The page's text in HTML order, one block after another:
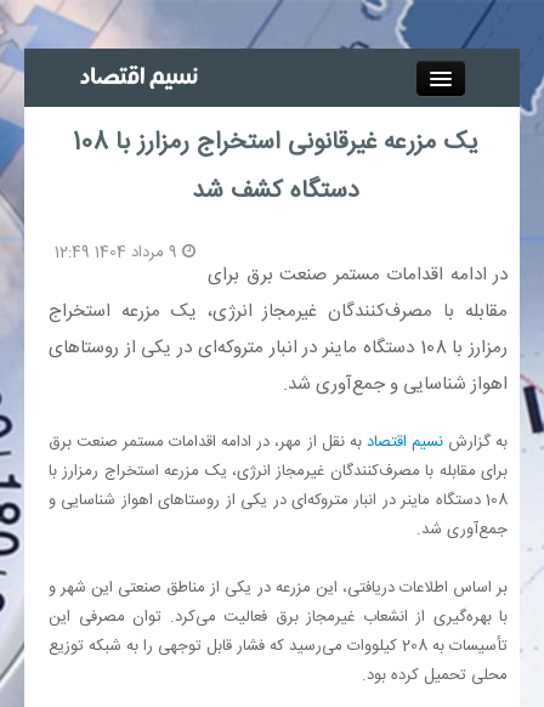
جذب خبرنگار
پیوند‌ها
چند رسانه‌ای
صنعت معدن و تجارت
بانک
یک مزرعه غیرقانونی استخراج رمزارز با 108
دستگاه کشف شد
در ادامه اقدامات مستمر صنعت برق برای
مقابله با مصرف‌کنندگان غیرمجاز انرژی، یک مزرعه استخراج
رمزارز با 108 دستگاه ماینر در انبار متروکه‌ای در یکی از روستاهای
اهواز شناسایی و جمع‌آوری شد.
به گزارشنسیم اقتصادبه نقل از مهر، در ادامه اقدامات مستمر صنعت برق
برای مقابله با مصرف‌کنندگان غیرمجاز انرژی، یک مزرعه استخراج رمزارز با
108 دستگاه ماینر در انبار متروکه‌ای در یکی از روستاهای اهواز شناسایی و
جمع‌آوری شد.
بر اساس اطلاعات دریافتی، این مزرعه در یکی از مناطق صنعتی این شهر و
با بهره‌گیری از انشعاب غیرمجاز برق فعالیت می‌کرد. توان مصرفی این
تأسیسات به 208 کیلووات می‌رسید که فشار قابل توجهی را به شبکه توزیع
محلی تحمیل کرده بود.